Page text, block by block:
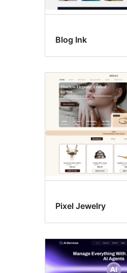
Blog Ink
Pixel Jewelry